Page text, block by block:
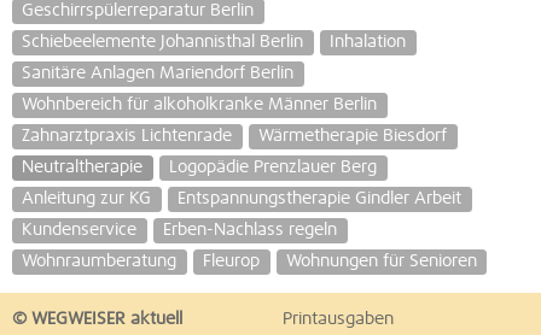
Geschirrspülerreparatur Berlin
Schiebeelemente Johannisthal Berlin
Inhalation
Sanitäre Anlagen Mariendorf Berlin
Wohnbereich für alkoholkranke Männer Berlin
Zahnarztpraxis Lichtenrade
Wärmetherapie Biesdorf
Neutraltherapie
Logopädie Prenzlauer Berg
Anleitung zur KG
Entspannungstherapie Gindler Arbeit
Kundenservice
Erben-Nachlass regeln
Wohnraumberatung
Fleurop Wohnungen für Senioren
© WEGWEISER aktuell
Printausgaben